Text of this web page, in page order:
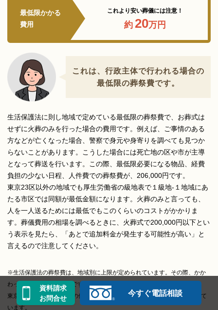
最低限かかる
費用
これより安い葬儀には注意！
約 20万円
これは、行政主体で行われる場合の
最低限の葬祭費です。
生活保護法に則し地域で定めている最低限の葬祭費で、お葬式は
せずに火葬のみを行った場合の費用です。例えば、ご事情のある
方などが亡くなった場合、警察で身元や身寄りを調べても見つか
らないことがあります。こうした場合には死亡地の区や市が主導
となって葬送を行います。この際、最低限必要になる物品、経費
負担の少ない日程、人件費での葬祭費が、206,000円です。
東京23区以外の地域でも厚生労働省の級地表で１級地-１地域にあ
たる市区では同額が最低金額になります。火葬のみと言っても、
人を一人送るためには最低でもこのくらいのコストがかかりま
す。葬儀費用の相場を調べるときに、火葬式で200,000円以下とい
う表示を見たら、「あとで追加料金が発生する可能性が高い」と
言えるので注意してください。
※生活保護法の葬祭費は、地域別に上限が定められています。その際、かか
わってくるのが「級地」です。
東京23区は１級地で、その他も人口の多い市区の多くは１級地に指定されて
います。
資料請求
お問合せ
今すぐ電話相談